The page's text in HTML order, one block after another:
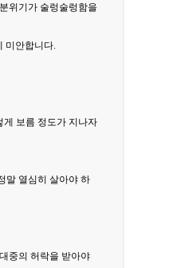
위기가 술렁술렁함을
미안합니다.
게 보름 정도가 지나자
말 열심히 살아야 하
중의 허락을 받아야